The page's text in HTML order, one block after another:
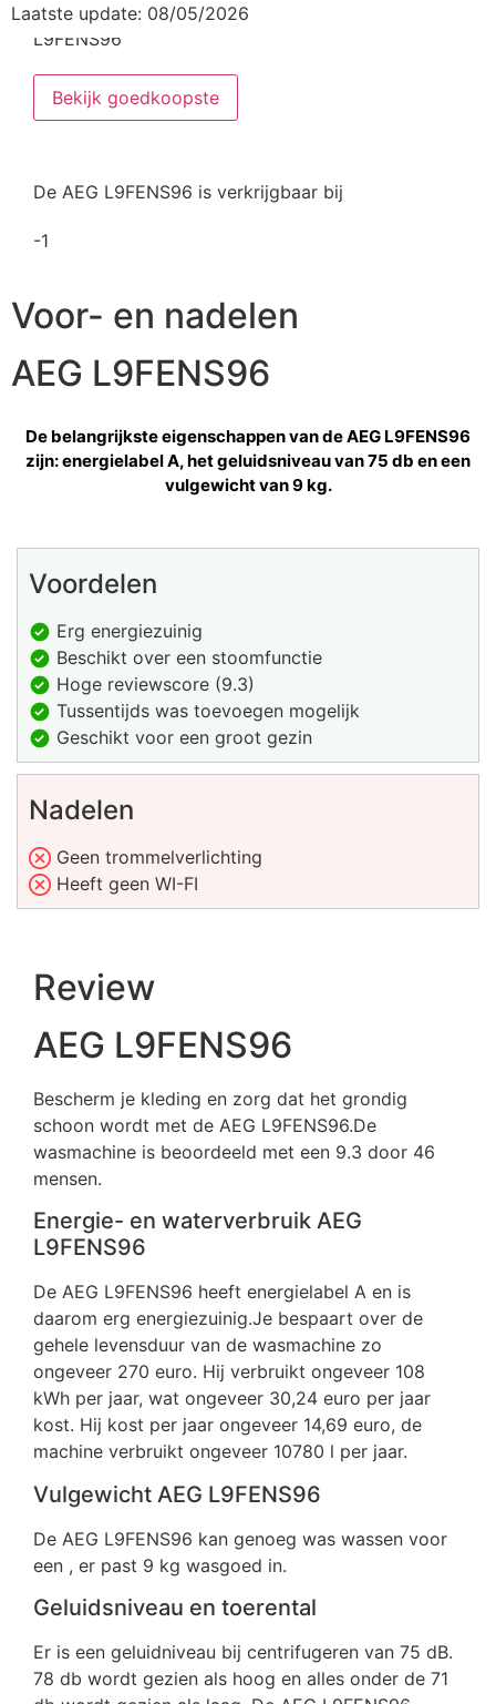
Klik op de knop en bekijk de goedkoopste AEG
L9FENS96
Bekijk goedkoopste
De AEG L9FENS96 is verkrijgbaar bij
-1
Voor- en nadelen
AEG L9FENS96
De belangrijkste eigenschappen van de AEG L9FENS96
zijn: energielabel A, het geluidsniveau van 75 db en een
vulgewicht van 9 kg.
Voordelen
Erg energiezuinig
Beschikt over een stoomfunctie
Hoge reviewscore (9.3)
Tussentijds was toevoegen mogelijk
Geschikt voor een groot gezin
Nadelen
Geen trommelverlichting
Heeft geen WI-FI
Review
AEG L9FENS96
Bescherm je kleding en zorg dat het grondig
schoon wordt met de AEG L9FENS96.De
wasmachine is beoordeeld met een 9.3 door 46
mensen.
Energie- en waterverbruik AEG
L9FENS96
De AEG L9FENS96 heeft energielabel A en is
daarom erg energiezuinig.Je bespaart over de
gehele levensduur van de wasmachine zo
ongeveer 270 euro. Hij verbruikt ongeveer 108
kWh per jaar, wat ongeveer 30,24 euro per jaar
kost. Hij kost per jaar ongeveer 14,69 euro, de
machine verbruikt ongeveer 10780 l per jaar.
Vulgewicht AEG L9FENS96
De AEG L9FENS96 kan genoeg was wassen voor
een , er past 9 kg wasgoed in.
Geluidsniveau en toerental
Er is een geluidniveau bij centrifugeren van 75 dB.
78 db wordt gezien als hoog en alles onder de 71
Laatste update: 08/05/2026